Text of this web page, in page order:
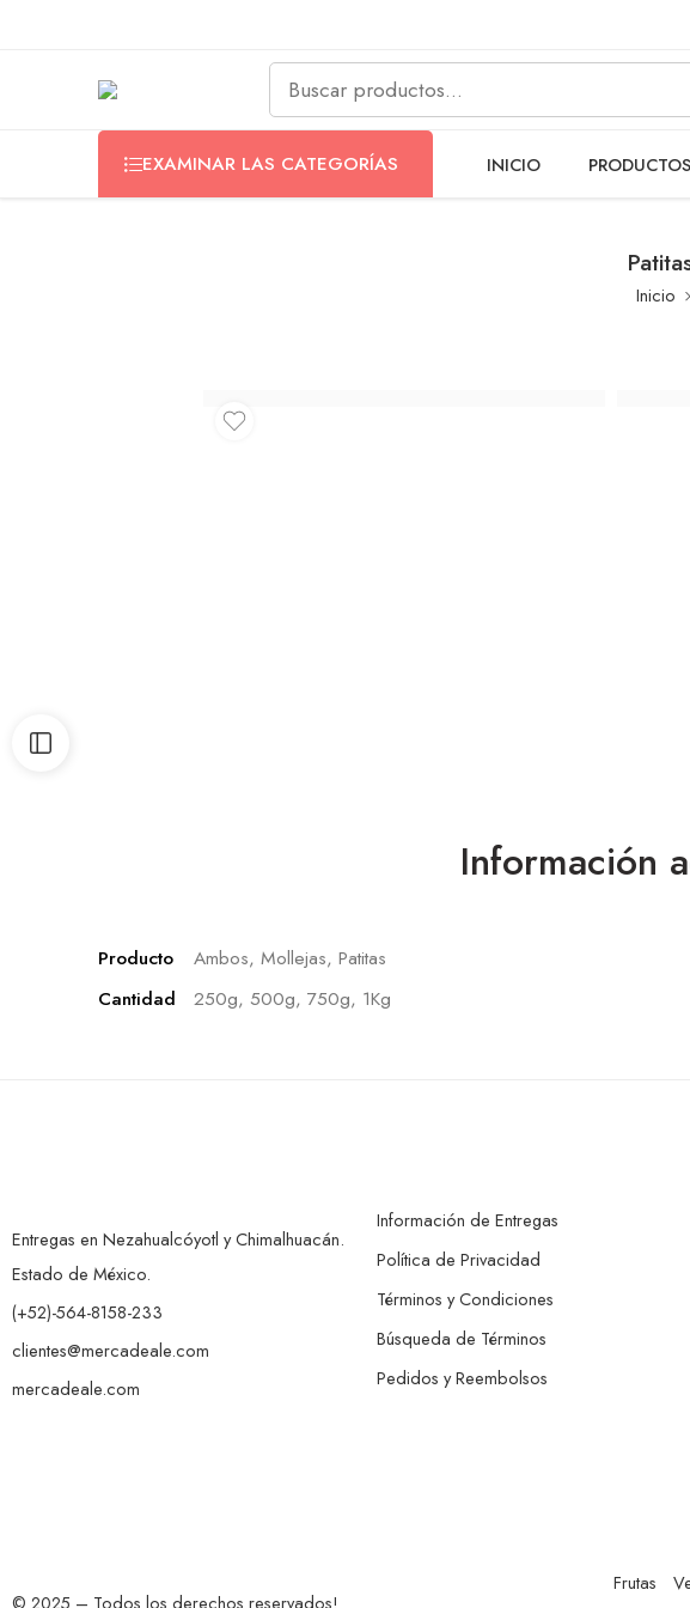
EXAMINAR LAS CATEGORÍAS INICIO PRODUCTOS
Inicio
Información
Producto
Ambos, Mollejas, Patitas
Cantidad
250g, 500g, 750g, 1Kg
Entregas en Nezahualcóyotl y Chimalhuacán.
Estado de México.
(+52)-564-8158-233
clientes@mercadeale.com
mercadeale.com
Información de Entregas
Política de Privacidad
Términos y Condiciones
Búsqueda de Términos
Pedidos y Reembolsos
© 2025 – Todos los derechos reservados!
Frutas